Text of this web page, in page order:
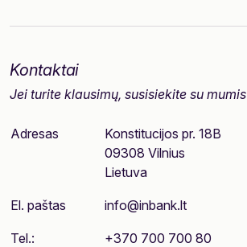
Kontaktai
Jei turite klausimų, susisiekite su mumis
Adresas
Konstitucijos pr. 18B
09308 Vilnius
Lietuva
El. paštas info@inbank.lt
Tel.: +370 700 700 80